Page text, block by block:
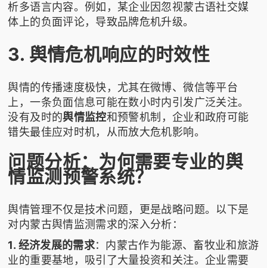
析多语言内容。例如，某企业因忽视蒙古语社交媒
体上的负面评论，导致品牌危机升级。
3. 舆情危机响应的时效性
舆情的传播速度极快，尤其在微博、微信等平台
上，一条负面信息可能在数小时内引发广泛关注。
没有及时的舆情监控和预警机制，企业和政府可能
错失最佳应对时机，从而放大危机影响。
问题分析：为何需要专业的舆
情监测预警系统？
舆情管理不仅是技术问题，更是战略问题。以下是
对内蒙古舆情监测需求的深入分析：
1. 经济发展的需求：内蒙古作为能源、畜牧业和旅游
业的重要基地，吸引了大量投资和关注。企业需要